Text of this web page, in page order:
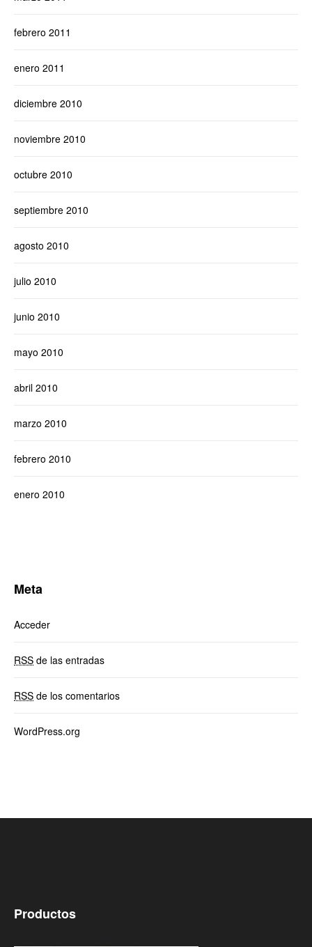
febrero 2011
enero 2011
diciembre 2010
noviembre 2010
octubre 2010
septiembre 2010
agosto 2010
julio 2010
junio 2010
mayo 2010
abril 2010
marzo 2010
febrero 2010
enero 2010
Meta
Acceder
RSS de las entradas
RSS de los comentarios
WordPress.org
Productos